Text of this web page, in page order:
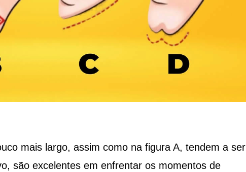
mais largo, assim como na figura A, tendem a ser
são excelentes em enfrentar os momentos de